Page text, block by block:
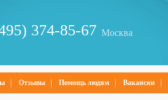
374-85-67 Москва
Отзывы Помощь людям Вакансии